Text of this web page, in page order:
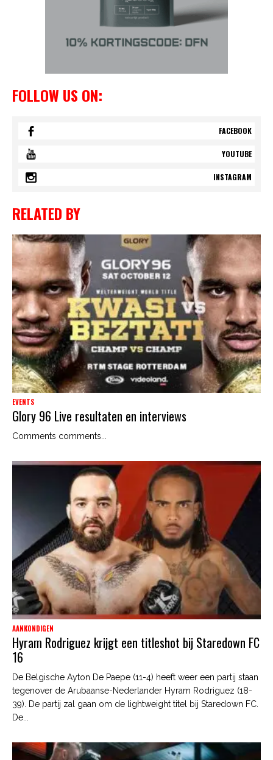
FOLLOW US ON:
FACEBOOK
YOUTUBE
INSTAGRAM
RELATED BY
EVENTS
Glory 96 Live resultaten en interviews
Comments comments...
AANKONDIGEN
Hyram Rodriguez krijgt een titleshot bij Staredown FC
16
De Belgische Ayton De Paepe (11-4) heeft weer een partij staan
tegenover de Arubaanse-Nederlander Hyram Rodriguez (18-
39). De partij zal gaan om de lightweight titel bij Staredown FC.
De...